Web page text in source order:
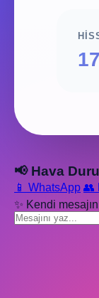
📢 Hava
📱 WhatsApp 👥
✨ Kendi